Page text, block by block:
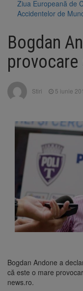
Ziua Europeană de
Accidentelor de
fostului complex
Star
8 august 2026
pentru reducerea
8 august 2026
Iluminat cere
– Poiana Brașov
persoane primesc
8 august 2026
medic specialist.
aceeași oră și
Bogdan
provocare
Stiri 5 iunie
Bogdan Andone a
că este o mare
news.ro.